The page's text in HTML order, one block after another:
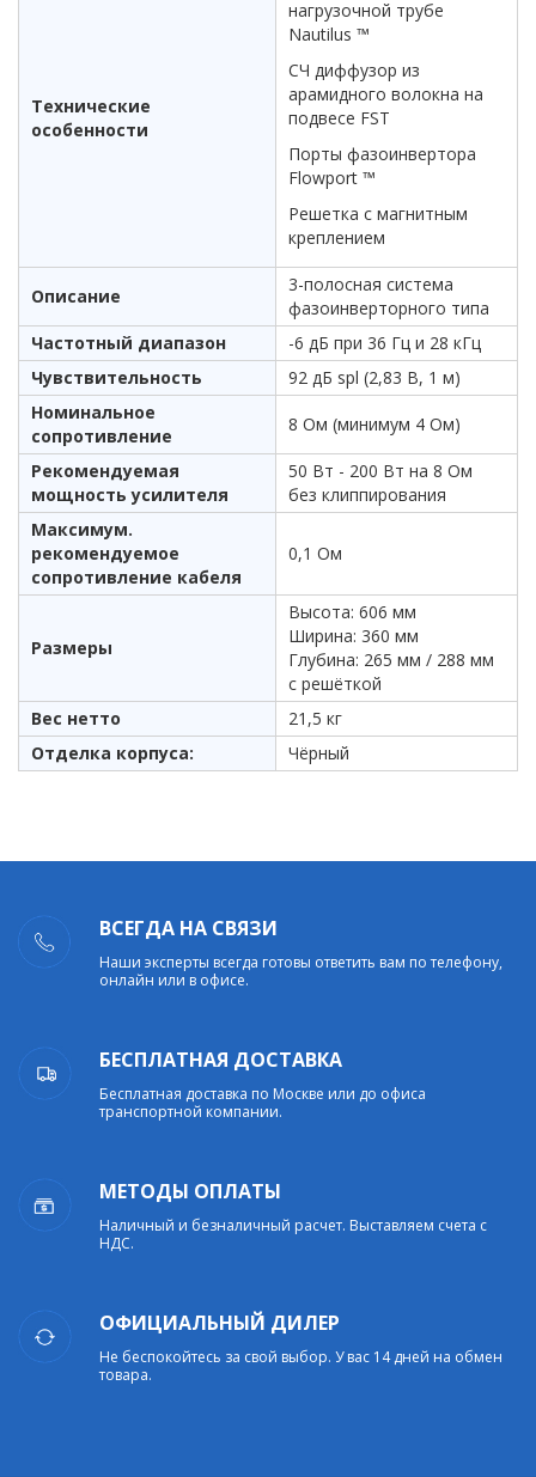
Технические
особенности
нагрузочной трубе
Nautilus ™
СЧ диффузор из
арамидного волокна на
подвесе FST
Порты фазоинвертора
Flowport ™
Решетка с магнитным
креплением
Описание
3-полосная система
фазоинверторного типа
Частотный диапазон
-6 дБ при 36 Гц и 28 кГц
Чувствительность
92 дБ spl (2,83 В, 1 м)
Номинальное
сопротивление
8 Ом (минимум 4 Ом)
Рекомендуемая
мощность усилителя
50 Вт - 200 Вт на 8 Ом
без клиппирования
Максимум.
рекомендуемое
сопротивление кабеля
0,1 Ом
Размеры
Высота: 606 мм
Ширина: 360 мм
Глубина: 265 мм / 288 мм
с решёткой
Вес нетто
21,5 кг
Отделка корпуса:
Чёрный
ВСЕГДА НА СВЯЗИ
Наши эксперты всегда готовы ответить вам по телефону,
онлайн или в офисе.
БЕСПЛАТНАЯ ДОСТАВКА
Бесплатная доставка по Москве или до офиса
транспортной компании.
МЕТОДЫ ОПЛАТЫ
Наличный и безналичный расчет. Выставляем счета с
НДС.
ОФИЦИАЛЬНЫЙ ДИЛЕР
Не беспокойтесь за свой выбор. У вас 14 дней на обмен
товара.